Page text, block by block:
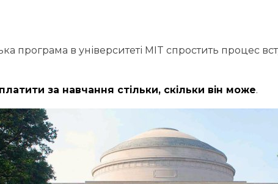
програма в університеті MIT спростить процес
за навчання стільки, скільки він може.